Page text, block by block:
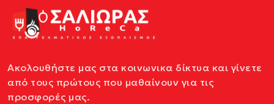
Ακολουθήστε μας στα κοινωνικα δίκτυα και γίνετε
από τους πρώτους που μαθαίνουν για τις
προσφορές μας.